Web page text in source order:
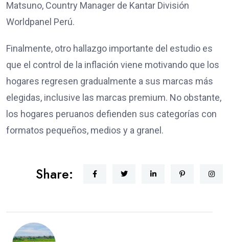
Matsuno, Country Manager de Kantar División
Worldpanel Perú.
Finalmente, otro hallazgo importante del estudio es
que el control de la inflación viene motivando que los
hogares regresen gradualmente a sus marcas más
elegidas, inclusive las marcas premium. No obstante,
los hogares peruanos defienden sus categorías con
formatos pequeños, medios y a granel.
Share: